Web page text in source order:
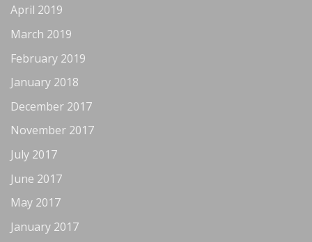
April 2019
March 2019
February 2019
January 2018
December 2017
November 2017
July 2017
June 2017
May 2017
January 2017